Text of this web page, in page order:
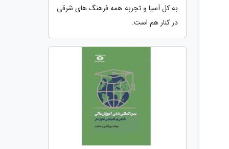
به کل آسیا و تجربه همه فرهنگ های شرقی
در کنار هم است.